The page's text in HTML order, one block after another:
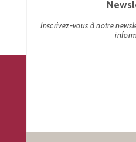
Inscrivez-vous à notre